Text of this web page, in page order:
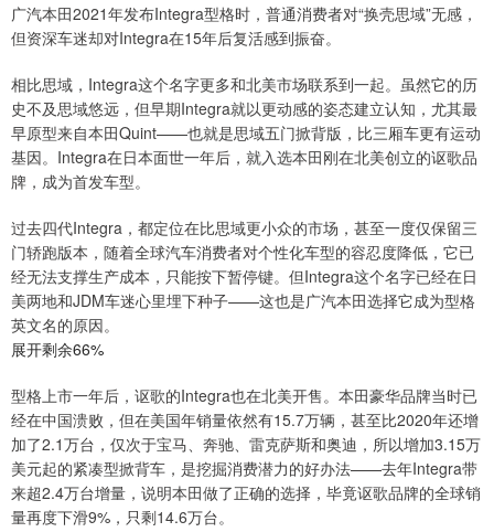
广汽本田2021年发布Integra型格时，普通消费者对“换壳思域”无感，
但资深车迷却对Integra在15年后复活感到振奋。
相比思域，Integra这个名字更多和北美市场联系到一起。虽然它的历
史不及思域悠远，但早期Integra就以更动感的姿态建立认知，尤其最
早原型来自本田Quint——也就是思域五门掀背版，比三厢车更有运动
基因。Integra在日本面世一年后，就入选本田刚在北美创立的讴歌品
牌，成为首发车型。
过去四代Integra，都定位在比思域更小众的市场，甚至一度仅保留三
门轿跑版本，随着全球汽车消费者对个性化车型的容忍度降低，它已
经无法支撑生产成本，只能按下暂停键。但Integra这个名字已经在日
美两地和JDM车迷心里埋下种子——这也是广汽本田选择它成为型格
英文名的原因。
展开剩余66%
型格上市一年后，讴歌的Integra也在北美开售。本田豪华品牌当时已
经在中国溃败，但在美国年销量依然有15.7万辆，甚至比2020年还增
加了2.1万台，仅次于宝马、奔驰、雷克萨斯和奥迪，所以增加3.15万
美元起的紧凑型掀背车，是挖掘消费潜力的好办法——去年Integra带
来超2.4万台增量，说明本田做了正确的选择，毕竟讴歌品牌的全球销
量再度下滑9%，只剩14.6万台。